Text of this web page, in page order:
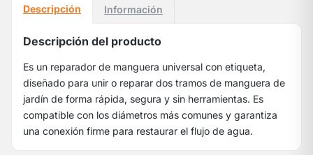
Descripción Información
Descripción del producto
Es un reparador de manguera universal con etiqueta,
diseñado para unir o reparar dos tramos de manguera de
jardín de forma rápida, segura y sin herramientas. Es
compatible con los diámetros más comunes y garantiza
una conexión firme para restaurar el flujo de agua.